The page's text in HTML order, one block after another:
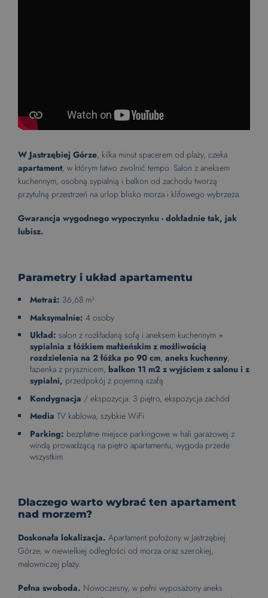
W Jastrzębiej Górze, kilka minut spacerem od plaży, czeka
apartament, w którym łatwo zwolnić tempo. Salon z aneksem
kuchennym, osobną sypialnią i balkon od zachodu tworzą
przytulną przestrzeń na urlop blisko morza i klifowego wybrzeża.
Gwarancja wygodnego wypoczynku - dokładnie tak, jak
lubisz.
Parametry i układ apartamentu
Metraż: 36,68 m²
Maksymalnie: 4 osoby
Układ: salon z rozkładaną sofą i aneksem kuchennym +
sypialnia z łóżkiem małżeńskim z możliwością
rozdzielenia na 2 łóżka po 90 cm, aneks kuchenny,
łazienka z prysznicem, balkon 11 m2 z wyjściem z salonu i z
sypialni, przedpokój z pojemną szafą
Kondygnacja / ekspozycja: 3 piętro, ekspozycja zachód
Media TV kablowa, szybkie WiFi
Parking: bezpłatne miejsce parkingowe w hali garażowej z
windą prowadzącą na piętro apartamentu, wygoda przede
wszystkim
Dlaczego warto wybrać ten apartament
nad morzem?
Doskonała lokalizacja. Apartament położony w Jastrzębiej
Górze, w niewielkiej odległości od morza oraz szerokiej,
malowniczej plaży.
Pełna swoboda. Nowoczesny, w pełni wyposażony aneks